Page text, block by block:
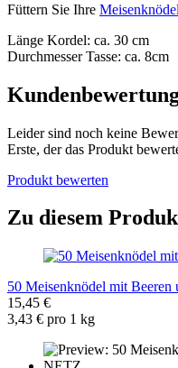
Füttern Sie Ihre Meisenknödel
Länge Kordel: ca. 30 cm
Durchmesser Tasse: ca. 8cm
Leider sind noch keine
Erste, der das Produkt
Produkt bewerten
Zu diesem
50 Meisenknödel mit Beeren
15,45 €
3,43 € pro 1 kg